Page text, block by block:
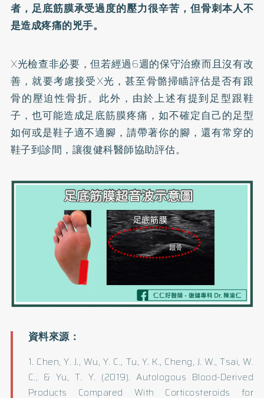
者，足底筋膜承受過度的壓力很辛苦，但骨刺本人不
是造成疼痛的兇手。
X光檢查非必要，但若經過6週的保守治療而且沒有改
善，就要考慮接受X光，甚至骨骼掃瞄評估是否有跟
骨的壓迫性骨折。此外，由於上述有提到足型跟鞋
子，也可能造成足底筋膜疼痛，如不確定自己的足型
如何或是鞋子適不適腳，請帶著你的腳，還有常穿的
鞋子到診間，讓復健科醫師協助評估。
1. Chen, Y. J., Wu, Y. C., Tu, Y. K., Cheng, J. W., Tsai, W.
C., & Yu, T. Y. (2019). Autologous Blood-Derived
Products Compared With Corticosteroids for